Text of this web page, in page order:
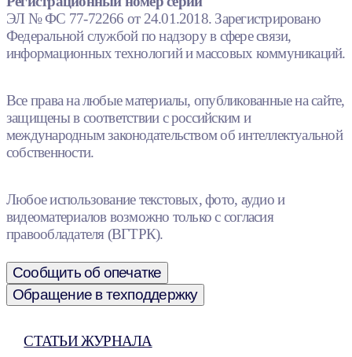
ЭЛ № ФС 77-72266 от 24.01.2018. Зарегистрировано
Федеральной службой по надзору в сфере связи,
информационных технологий и массовых коммуникаций.
Все права на любые материалы, опубликованные на сайте,
защищены в соответствии с российским и
международным законодательством об интеллектуальной
собственности.
Любое использование текстовых, фото, аудио и
видеоматериалов возможно только с согласия
правообладателя (ВГТРК).
Сообщить об опечатке
Обращение в техподдержку
СТАТЬИ ЖУРНАЛА